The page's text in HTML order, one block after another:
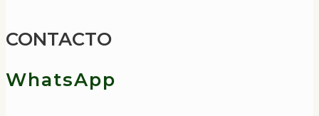
CONTACTO
WhatsApp